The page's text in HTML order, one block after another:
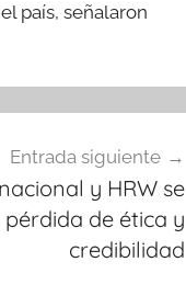
país, señalaron
Entrada siguiente
y HRW se
de ética y
credibilidad